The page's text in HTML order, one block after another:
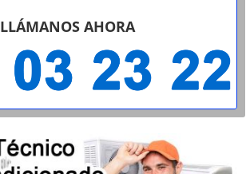
LLÁMANOS AHORA